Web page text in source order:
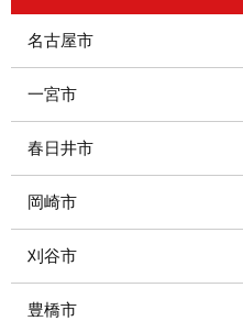
名古屋市
一宮市
春日井市
岡崎市
刈谷市
豊橋市